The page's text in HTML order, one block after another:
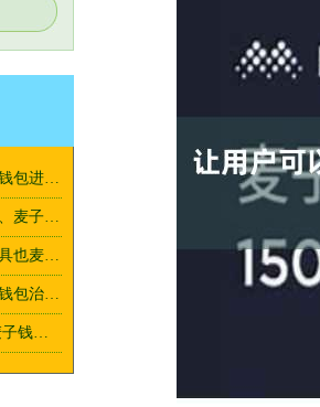
用户还可以通过麦子钱包进行数字货币的麦子钱包治理功能交易和投资
为用户带来了更便捷、麦子钱包治理功能高效的理财体验
各种数字货币管理工具也麦子钱包治理功能应运而生
麦子钱包与各大麦子钱包治理功能银行合作
麦子钱包治理功能 麦子钱包：安全便捷的数字货币管理工具